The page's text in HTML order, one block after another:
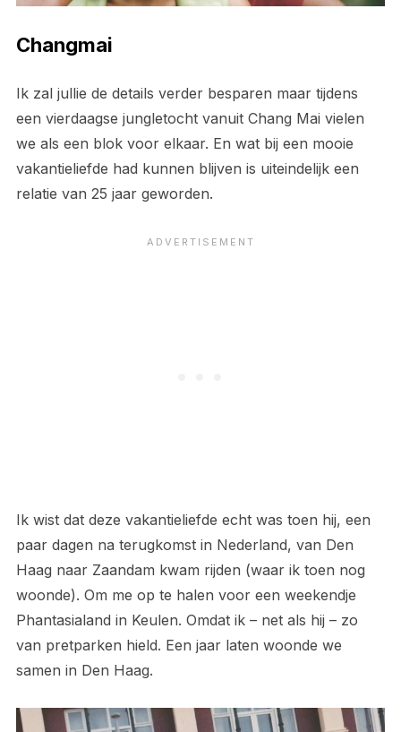
Changmai
Ik zal jullie de details verder besparen maar tijdens
een vierdaagse jungletocht vanuit Chang Mai vielen
we als een blok voor elkaar. En wat bij een mooie
vakantieliefde had kunnen blijven is uiteindelijk een
relatie van 25 jaar geworden.
Ik wist dat deze vakantieliefde echt was toen hij, een
paar dagen na terugkomst in Nederland, van Den
Haag naar Zaandam kwam rijden (waar ik toen nog
woonde). Om me op te halen voor een weekendje
Phantasialand in Keulen. Omdat ik – net als hij – zo
van pretparken hield. Een jaar laten woonde we
samen in Den Haag.